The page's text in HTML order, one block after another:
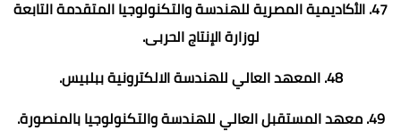
47. الأكاديمية المصرية للهندسة والتكنولوجيا المتقدمة التابعة
لوزارة الإنتاج الحربى.
48. المعهد العالي للهندسة الالكترونية ببلبيس.
49. معهد المستقبل العالي للهندسة والتكنولوجيا بالمنصورة.